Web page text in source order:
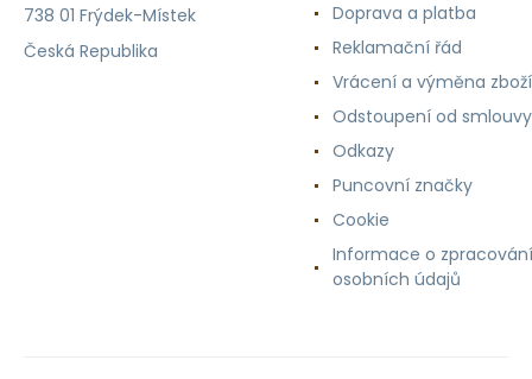
738 01 Frýdek-Místek
Česká Republika
Doprava a platba
Reklamační řád
Vrácení a výměna zboží
Odstoupení od smlouvy
Odkazy
Puncovní značky
Cookie
Informace o zpracování
osobních údajů